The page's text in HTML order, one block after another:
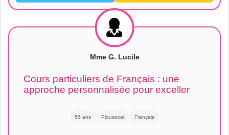
Mme G. Lucile
Cours particuliers de Français : une
approche personnalisée pour exceller
56 ans Plouescat Français